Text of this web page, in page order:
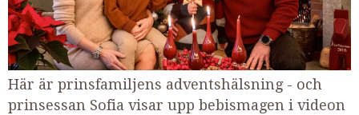
Här är prinsfamiljens adventshälsning - och
prinsessan Sofia visar upp bebismagen i videon